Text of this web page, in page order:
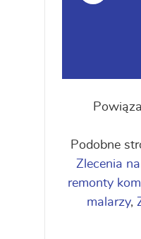
Podobne
Zlecenia
remonty
malarzy,